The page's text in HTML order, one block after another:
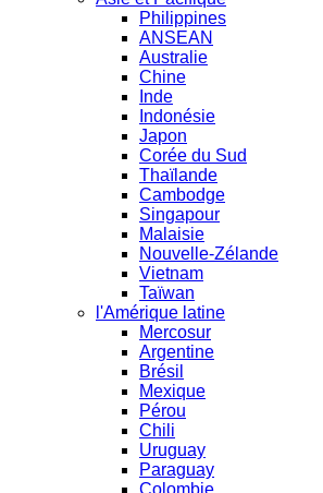
Philippines
ANSEAN
Australie
Chine
Inde
Indonésie
Japon
Corée du Sud
Thaïlande
Cambodge
Singapour
Malaisie
Nouvelle-Zélande
Vietnam
Taïwan
l'Amérique latine
Mercosur
Argentine
Brésil
Mexique
Pérou
Chili
Uruguay
Paraguay
Colombie